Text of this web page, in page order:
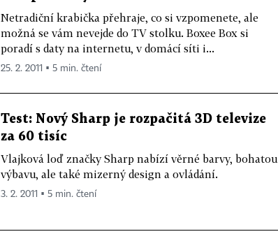
Netradiční krabička přehraje, co si vzpomenete, ale
možná se vám nevejde do TV stolku. Boxee Box si
poradí s daty na internetu, v domácí síti i...
25. 2. 2011 ▪ 5 min. čtení
Test: Nový Sharp je rozpačitá 3D televize
za 60 tisíc
Vlajková loď značky Sharp nabízí věrné barvy, bohatou
výbavu, ale také mizerný design a ovládání.
3. 2. 2011 ▪ 5 min. čtení